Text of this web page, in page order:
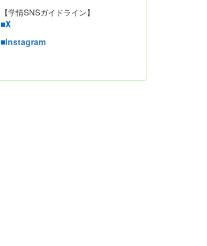
【学情SNSガイドライン】
■X
■Instagram